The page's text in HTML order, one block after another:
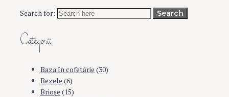
Search for: Search
Categorii
Baza în cofetărie (30)
Bezele (6)
Brioşe (15)